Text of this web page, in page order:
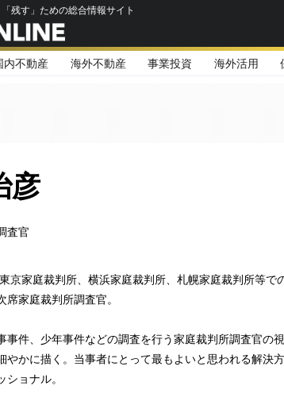
残す」ための総合情報サイト
内不動産 海外不動産 事業投資 海外活用
彦
査官
京家庭裁判所、横浜家庭裁判所、札幌家庭裁判所等で
席家庭裁判所調査官。
事件、少年事件などの調査を行う家庭裁判所調査官の
やかに描く。当事者にとって最もよいと思われる解決
ショナル。